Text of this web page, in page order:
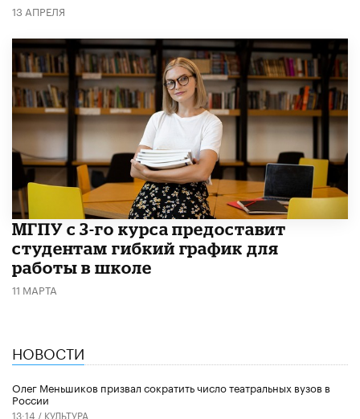
13 АПРЕЛЯ
МГПУ с 3-го курса предоставит
студентам гибкий график для
работы в школе
11 МАРТА
НОВОСТИ
Олег Меньшиков призвал сократить число театральных вузов в
России
13:14 / КУЛЬТУРА